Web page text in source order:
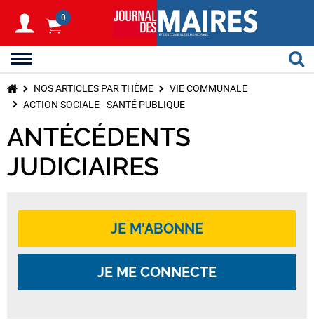
0
NOS ARTICLES PAR THÈME
VIE COMMUNALE
ACTION SOCIALE - SANTÉ PUBLIQUE
ANTÉCÉDENTS
JUDICIAIRES
JE M'ABONNE
JE ME CONNECTE